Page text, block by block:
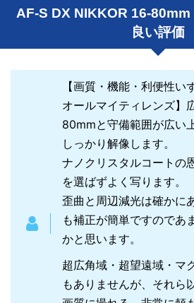
AF-S DX NIKKOR 16-
良い評価
【画質・機能・利便性い
オールマイティレンズ】
80mmと守備範囲が広い
しっかり解像します。
ナノクリスタルコートの
を選ばずよく写ります。
歪曲と周辺減光は確かに
も補正が簡単ですのであ
かと思います。
超広角域・超望遠域・マ
もありませんが、それら